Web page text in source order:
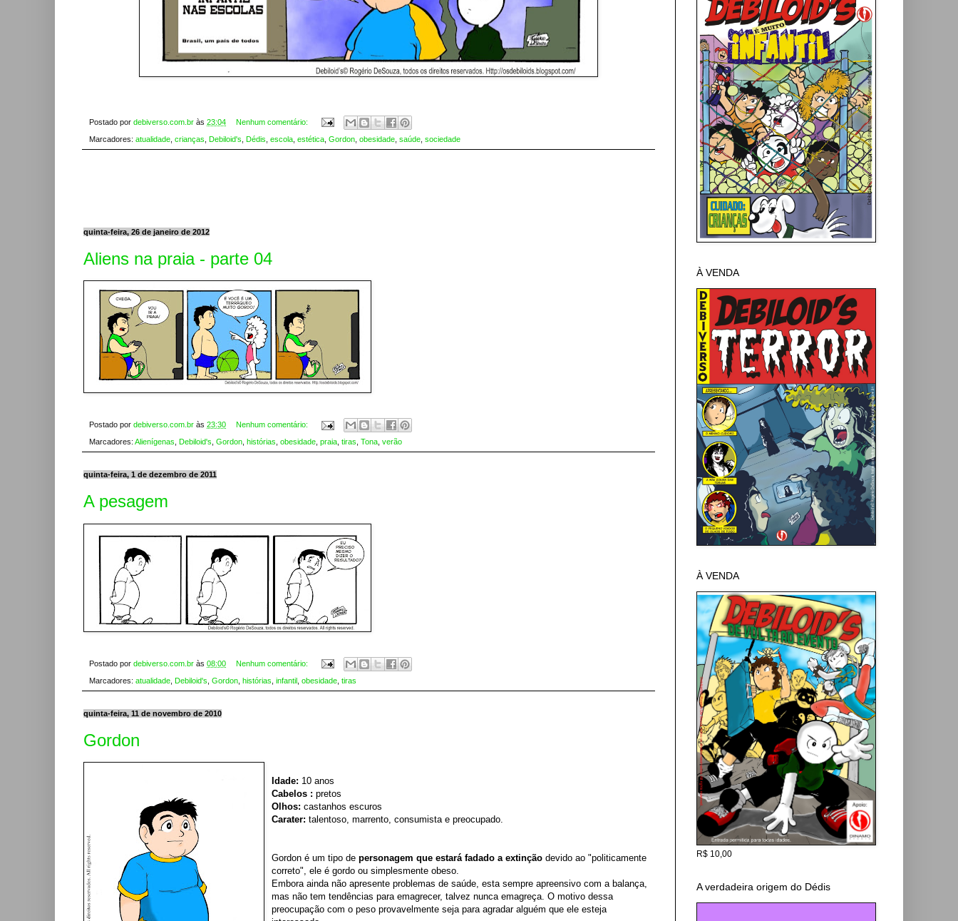
Postado por debiverso.com.br às 23:04 Nenhum comentário:
Marcadores: atualidade crianças Debiloid's Dédis escola estética Gordon obesidade saúde sociedade
quinta-feira, 26 de janeiro de 2012
Aliens na praia - parte 04
Postado por debiverso.com.br às 23:30 Nenhum comentário:
Marcadores: Alienígenas, Debiloid's, Gordon, histórias, obesidade, praia, tiras, Tona, verão
quinta-feira, 1 de dezembro de 2011
A pesagem
Postado por debiverso.com.br às 08:00 Nenhum comentário:
Marcadores: atualidade Debiloid's Gordon histórias infantil obesidade tiras
quinta-feira, 11 de novembro de 2010
Gordon
Idade: 10 anos
Cabelos : pretos
Olhos: castanhos escuros
Carater: talentoso, marrento, consumista e preocupado.
Gordon é um tipo de personagem que estará fadado a extinção devido ao "politicamente
correto", ele é gordo ou simplesmente obeso.
Embora ainda não apresente problemas de saúde, esta sempre apreensivo com a balança,
mas não tem tendências para emagrecer, talvez nunca emagreça. O motivo dessa
preocupação com o peso provavelmente seja para agradar alguém que ele esteja
À VENDA
À VENDA
R$ 10,00
A verdadeira origem do Dédis